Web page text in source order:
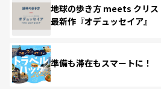
地球の歩き方 meets クリス
最新作『オデュッセイア』
準備も滞在もスマートに！